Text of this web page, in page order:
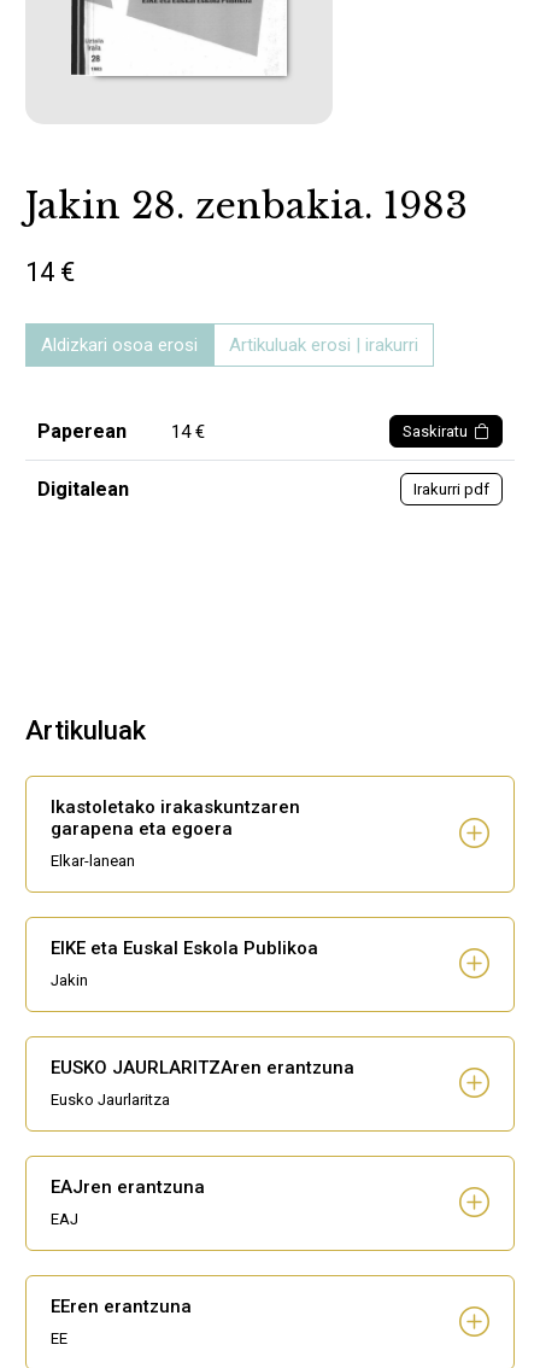
Jakin 28. zenbakia. 1983
14 €
Aldizkari osoa erosi Artikuluak erosi | irakurri
Paperean 14 € Saskiratu
Digitalean Irakurri pdf
Artikuluak
Ikastoletako irakaskuntzaren
garapena eta egoera
Elkar-lanean
EIKE eta Euskal Eskola Publikoa
Jakin
EUSKO JAURLARITZAren erantzuna
Eusko Jaurlaritza
EAJren erantzuna
EAJ
EEren erantzuna
EE